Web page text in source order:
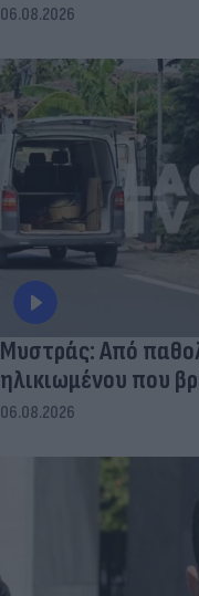
06.08.2026
Μυστράς: Από
ηλικιωμένου που
06.08.2026